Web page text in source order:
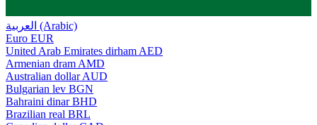
العربية (Arabic)
Euro EUR
United Arab Emirates dirham AED
Armenian dram AMD
Australian dollar AUD
Bulgarian lev BGN
Bahraini dinar BHD
Brazilian real BRL